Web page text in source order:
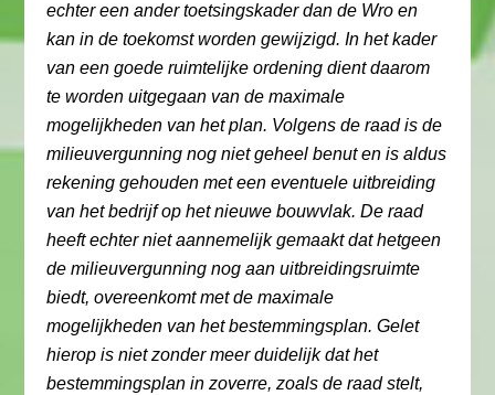
echter een ander toetsingskader dan de Wro en
kan in de toekomst worden gewijzigd. In het kader
van een goede ruimtelijke ordening dient daarom
te worden uitgegaan van de maximale
mogelijkheden van het plan. Volgens de raad is de
milieuvergunning nog niet geheel benut en is aldus
rekening gehouden met een eventuele uitbreiding
van het bedrijf op het nieuwe bouwvlak. De raad
heeft echter niet aannemelijk gemaakt dat hetgeen
de milieuvergunning nog aan uitbreidingsruimte
biedt, overeenkomt met de maximale
mogelijkheden van het bestemmingsplan. Gelet
hierop is niet zonder meer duidelijk dat het
bestemmingsplan in zoverre, zoals de raad stelt,